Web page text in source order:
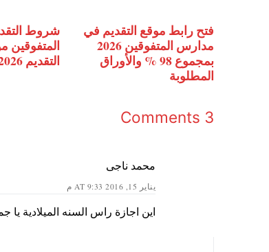
فتح رابط موقع التقديم في
مدارس المتفوقين 2026
بمجموع 98 % والأوراق
المطلوبة
شروط
المتفوقين
التقديم 2026
3 Comments
محمد ناجى
يناير 15, 2016 AT 9:33 م
اين اجازة راس السنه الميلادية يا جماعه 7 / 1